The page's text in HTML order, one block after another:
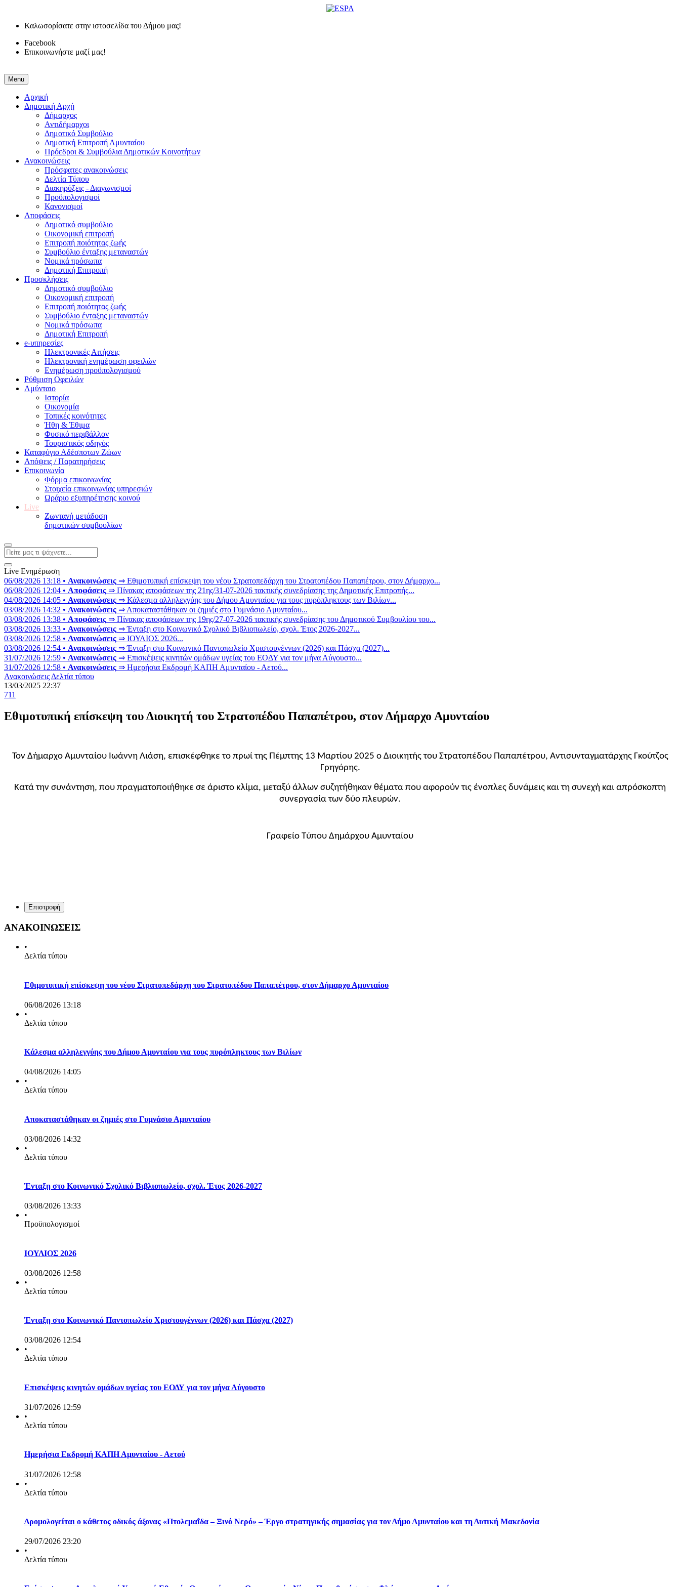
Καλωσορίσατε στην ιστοσελίδα του Δήμου μας!
Facebook
Επικοινωνήστε μαζί μας!
Menu
Αρχική
Δημοτική Αρχή
Δήμαρχος
Αντιδήμαρχοι
Δημοτικό Συμβούλιο
Δημοτική Επιτροπή Αμυνταίου
Πρόεδροι & Συμβούλια Δημοτικών Κοινοτήτων
Ανακοινώσεις
Πρόσφατες ανακοινώσεις
Δελτία Τύπου
Διακηρύξεις - Διαγωνισμοί
Προϋπολογισμοί
Κανονισμοί
Αποφάσεις
Δημοτικό συμβούλιο
Οικονομική επιτροπή
Επιτροπή ποιότητας ζωής
Συμβούλιο ένταξης μεταναστών
Νομικά πρόσωπα
Δημοτική Επιτροπή
Προσκλήσεις
Δημοτικό συμβούλιο
Οικονομική επιτροπή
Επιτροπή ποιότητας ζωής
Συμβούλιο ένταξης μεταναστών
Νομικά πρόσωπα
Δημοτική Επιτροπή
e-υπηρεσίες
Ηλεκτρονικές Αιτήσεις
Ηλεκτρονική ενημέρωση οφειλών
Ενημέρωση προϋπολογισμού
Ρύθμιση Οφειλών
Αμύνταιο
Ιστορία
Οικονομία
Τοπικές κοινότητες
Ήθη & Έθιμα
Φυσικό περιβάλλον
Τουριστικός οδηγός
Καταφύγιο Αδέσποτων Ζώων
Απόψεις / Παρατηρήσεις
Επικοινωνία
Φόρμα επικοινωνίας
Στοιχεία επικοινωνίας υπηρεσιών
Ωράριο εξυπηρέτησης κοινού
Live
Ζωντανή μετάδοση
δημοτικών συμβουλίων
Live Ενημέρωση
06/08/2026 13:18 • Ανακοινώσεις ⇒ Εθιμοτυπική επίσκεψη του νέου Στρατοπεδάρχη του Στρατοπέδου Παπαπέτρου, στον Δήμαρχο...
06/08/2026 12:04 • Αποφάσεις ⇒ Πίνακας αποφάσεων της 21ης/31-07-2026 τακτικής συνεδρίασης της Δημοτικής Επιτροπής...
04/08/2026 14:05 • Ανακοινώσεις ⇒ Κάλεσμα αλληλεγγύης του Δήμου Αμυνταίου για τους πυρόπληκτους των Βιλίων...
03/08/2026 14:32 • Ανακοινώσεις ⇒ Αποκαταστάθηκαν οι ζημιές στο Γυμνάσιο Αμυνταίου...
03/08/2026 13:38 • Αποφάσεις ⇒ Πίνακας αποφάσεων της 19ης/27-07-2026 τακτικής συνεδρίασης του Δημοτικού Συμβουλίου του...
03/08/2026 13:33 • Ανακοινώσεις ⇒ Ένταξη στο Κοινωνικό Σχολικό Βιβλιοπωλείο, σχολ. Έτος 2026-2027...
03/08/2026 12:58 • Ανακοινώσεις ⇒ ΙΟΥΛΙΟΣ 2026...
03/08/2026 12:54 • Ανακοινώσεις ⇒ Ένταξη στο Κοινωνικό Παντοπωλείο Χριστουγέννων (2026) και Πάσχα (2027)...
31/07/2026 12:59 • Ανακοινώσεις ⇒ Επισκέψεις κινητών ομάδων υγείας του ΕΟΔΥ για τον μήνα Αύγουστο...
31/07/2026 12:58 • Ανακοινώσεις ⇒ Ημερήσια Εκδρομή ΚΑΠΗ Αμυνταίου - Αετού...
Ανακοινώσεις Δελτία τύπου
13/03/2025 22:37
711
Εθιμοτυπική επίσκεψη του Διοικητή του Στρατοπέδου Παπαπέτρου, στον Δήμαρχο Αμυνταίου
Τον Δήμαρχο Αμυνταίου Ιωάννη Λιάση, επισκέφθηκε το πρωί της Πέμπτης 13 Μαρτίου 2025 ο Διοικητής του Στρατοπέδου Παπαπέτρου, Αντισυνταγματάρχης Γκούτζος
Γρηγόρης.
Κατά την συνάντηση, που πραγματοποιήθηκε σε άριστο κλίμα, μεταξύ άλλων συζητήθηκαν θέματα που αφορούν τις ένοπλες δυνάμεις και τη συνεχή και απρόσκοπτη
συνεργασία των δύο πλευρών.
Γραφείο Τύπου Δημάρχου Αμυνταίου
Επιστροφή
ΑΝΑΚΟΙΝΩΣΕΙΣ
•
Δελτία τύπου
Εθιμοτυπική επίσκεψη του νέου Στρατοπεδάρχη του Στρατοπέδου Παπαπέτρου, στον Δήμαρχο Αμυνταίου
06/08/2026 13:18
•
Δελτία τύπου
Κάλεσμα αλληλεγγύης του Δήμου Αμυνταίου για τους πυρόπληκτους των Βιλίων
04/08/2026 14:05
•
Δελτία τύπου
Αποκαταστάθηκαν οι ζημιές στο Γυμνάσιο Αμυνταίου
03/08/2026 14:32
•
Δελτία τύπου
Ένταξη στο Κοινωνικό Σχολικό Βιβλιοπωλείο, σχολ. Έτος 2026-2027
03/08/2026 13:33
•
Προϋπολογισμοί
ΙΟΥΛΙΟΣ 2026
03/08/2026 12:58
•
Δελτία τύπου
Ένταξη στο Κοινωνικό Παντοπωλείο Χριστουγέννων (2026) και Πάσχα (2027)
03/08/2026 12:54
•
Δελτία τύπου
Επισκέψεις κινητών ομάδων υγείας του ΕΟΔΥ για τον μήνα Αύγουστο
31/07/2026 12:59
•
Δελτία τύπου
Ημερήσια Εκδρομή ΚΑΠΗ Αμυνταίου - Αετού
31/07/2026 12:58
•
Δελτία τύπου
Δρομολογείται ο κάθετος οδικός άξονας «Πτολεμαΐδα – Ξινό Νερό» – Έργο στρατηγικής σημασίας για τον Δήμο Αμυνταίου και τη Δυτική Μακεδονία
29/07/2026 23:20
•
Δελτία τύπου